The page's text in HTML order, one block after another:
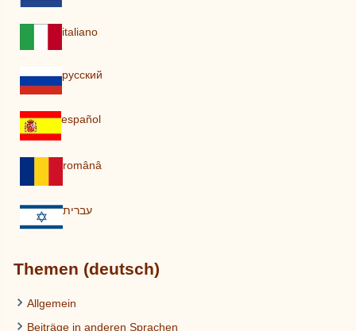
italiano
pусский
español
românâ
עברית
Themen (deutsch)
Allgemein
Beiträge in anderen Sprachen